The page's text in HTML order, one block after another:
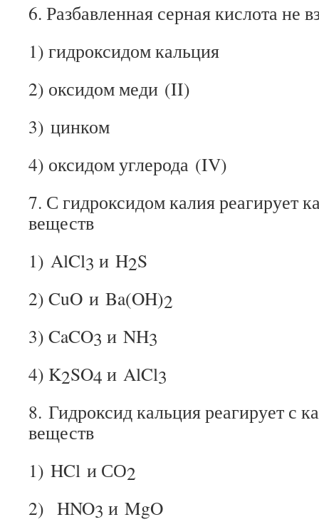
6. Разбавленная серная кислота не
1) гидроксидом кальция
2) оксидом меди (II)
3) цинком
4) оксидом углерода (IV)
7. С гидроксидом калия реагирует
веществ
1) AlCl3 и H2S
2) CuO и Ba(OH)2
3) CaCO3 и NH3
4) K2SO4 и AlCl3
8. Гидроксид кальция реагирует с
веществ
1) HCl и СО2
2) HNO3 и MgO